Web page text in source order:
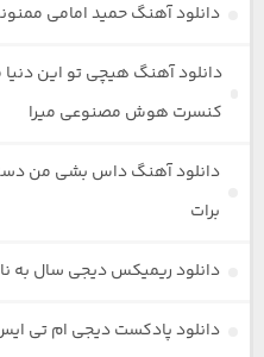
دانلود آهنگ حمید امامی
دانلود آهنگ هیچی تو این
کنسرت هوش مصنوعی میرا
دانلود آهنگ داس بشی من
برات
دانلود ریمیکس دیجی سال به نام
دانلود پادکست دیجی ام تی